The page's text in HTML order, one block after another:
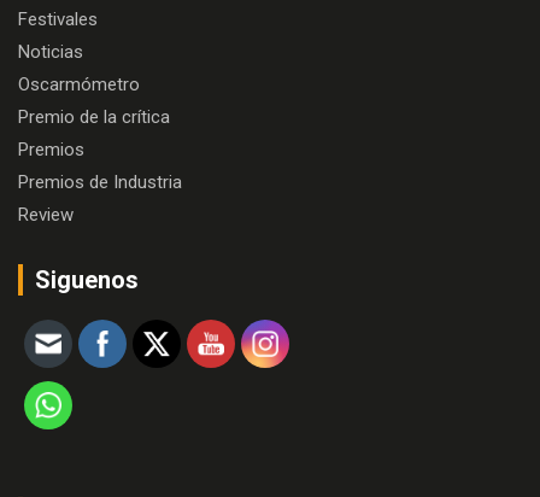
Festivales
Noticias
Oscarmómetro
Premio de la crítica
Premios
Premios de Industria
Review
Siguenos